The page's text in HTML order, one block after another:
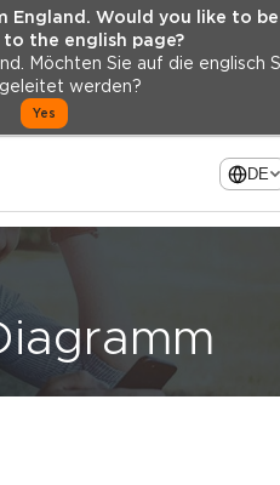
England. Would you like to be
the english page?
Möchten Sie auf die englisch
werden?
Yes
DE